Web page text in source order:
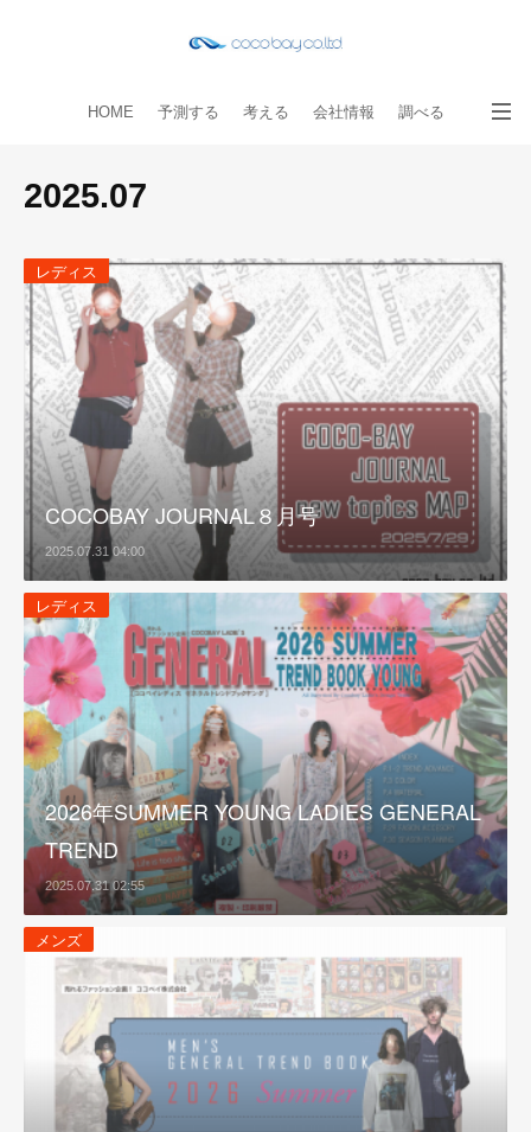
HOME 予測する 考える 会社情報 調べる
2025.07
レディス
COCOBAY JOURNAL８月号
2025.07.31 04:00
レディス
2026年SUMMER YOUNG LADIES GENERAL
TREND
2025.07.31 02:55
メンズ